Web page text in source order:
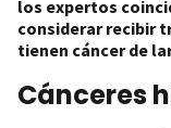
los expertos
considerar recibir
tienen cáncer de
Cánceres